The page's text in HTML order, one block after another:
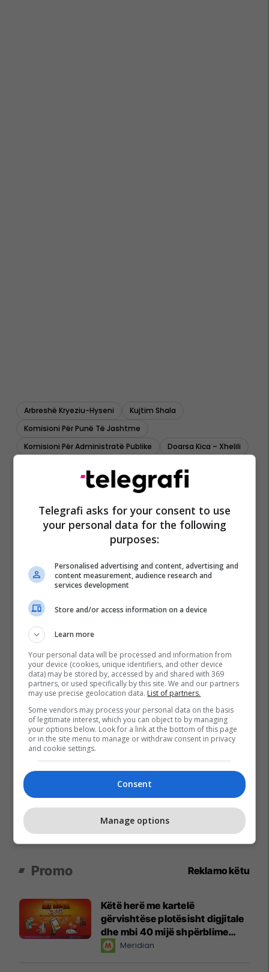
Arbreshë Kryeziu-Hyseni
Kujtim Shala
Komisioni Për Punë Të Jashtme
Komisioni Për Administratë Publike
Doarsa Kica – Xhelili
Promo Reklamo këtu
Këtë herë me kartelë
gërvishtëse plotësisht digjitale
dhe mbi 40 mijë shpërblime
instant!Meridian
Telegrafi asks for your consent to use
your personal data for the following
purposes:
Personalised advertising and content, advertising and
content measurement, audience research and
services development
Store and/or access information on a device
Learn more
Your personal data will be processed and information from
your device (cookies, unique identifiers, and other device
data) may be stored by, accessed by and shared with 369
partners, or used specifically by this site. We and our partners
may use precise geolocation data. List of partners.
Some vendors may process your personal data on the basis
of legitimate interest, which you can object to by managing
your options below. Look for a link at the bottom of this page
or in the site menu to manage or withdraw consent in privacy
and cookie settings.
Consent
Manage options